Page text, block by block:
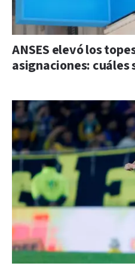
ANSES elevó los
asignaciones: cuáles